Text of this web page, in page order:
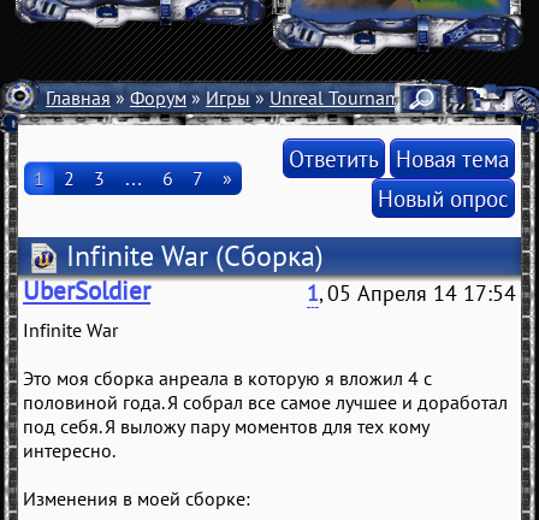
Главная»Форум»Игры»Unreal Tournament 2004»
1 2 3 … 6 7 »
Ответить Новая тема
Новый опрос
Infinite War (Сборка)
UberSoldier 1, 05 Апреля 14 17:54
Infinite War
Это моя сборка анреала в которую я вложил 4 с
половиной года. Я собрал все самое лучшее и доработал
под себя. Я выложу пару моментов для тех кому
интересно.
Изменения в моей сборке: